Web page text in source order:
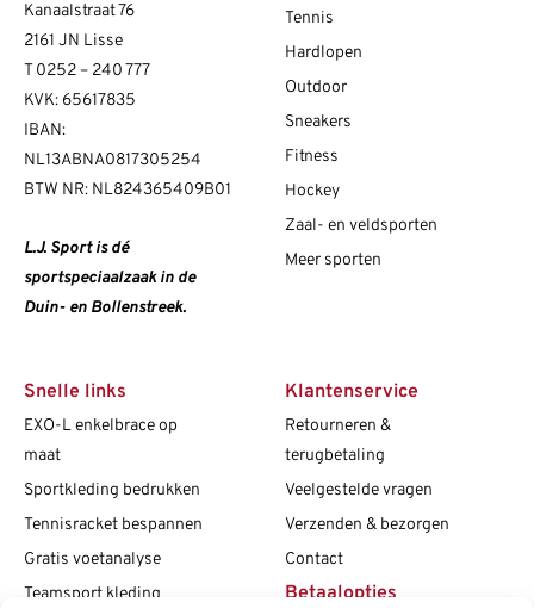
Kanaalstraat 76
2161 JN Lisse
T 0252 – 240 777
KVK: 65617835
IBAN:
NL13ABNA0817305254
BTW NR: NL824365409B01
L.J. Sport is dé
sportspeciaalzaak in de
Duin- en Bollenstreek.
Tennis
Hardlopen
Outdoor
Sneakers
Fitness
Hockey
Zaal- en veldsporten
Meer sporten
Snelle links
EXO-L enkelbrace op
maat
Sportkleding bedrukken
Tennisracket bespannen
Gratis voetanalyse
Teamsport kleding
Klantenservice
Retourneren &
terugbetaling
Veelgestelde vragen
Verzenden & bezorgen
Contact
Betaalopties